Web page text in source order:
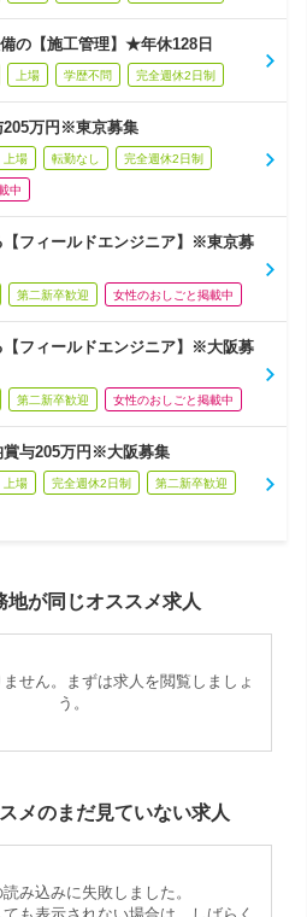
の【施工管理】★年休128日
上場 学歴不問 完全週休2日制
万円※東京募集
上場 転勤なし 完全週休2日制
中
フィールドエンジニア】※東京募
第二新卒歓迎 女性のおしごと掲載中
フィールドエンジニア】※大阪募
第二新卒歓迎 女性のおしごと掲載中
与205万円※大阪募集
上場 完全週休2日制 第二新卒歓迎
地が同じオススメ求人
せん。まずは求人を閲覧しましょ
う。
メのまだ見ていない求人
み込みに失敗しました。
も表示されない場合は、しばらく